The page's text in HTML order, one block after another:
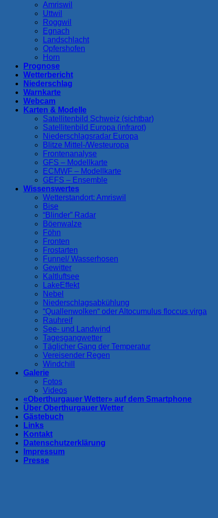
Amriswil
Uttwil
Roggwil
Egnach
Landschlacht
Opfershofen
Horn
Prognose
Wetterbericht
Niederschlag
Warnkarte
Webcam
Karten & Modelle
Satellitenbild Schweiz (sichtbar)
Satellitenbild Europa (infrarot)
Niederschlagsradar Europa
Blitze Mittel-/Westeuropa
Frontenanalyse
GFS – Modellkarte
ECMWF – Modellkarte
GEFS – Ensemble
Wissenswertes
Wetterstandort: Amriswil
Bise
“Blinder” Radar
Böenwalze
Föhn
Fronten
Frostarten
Funnel/ Wasserhosen
Gewitter
Kaltluftsee
LakeEffekt
Nebel
Niederschlagsabkühlung
“Quallenwolken“ oder Altocumulus floccus virga
Rauhreif
See- und Landwind
Tagesgangwetter
Täglicher Gang der Temperatur
Vereisender Regen
Windchill
Galerie
Fotos
Videos
«Oberthurgauer Wetter» auf dem Smartphone
Über Oberthurgauer Wetter
Gästebuch
Links
Kontakt
Datenschutzerklärung
Impressum
Presse